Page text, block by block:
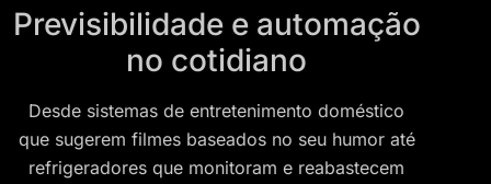
Previsibilidade e automação
no cotidiano
Desde sistemas de entretenimento doméstico
que sugerem filmes baseados no seu humor até
refrigeradores que monitoram e reabastecem